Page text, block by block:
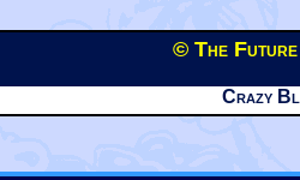
© The
Crazy